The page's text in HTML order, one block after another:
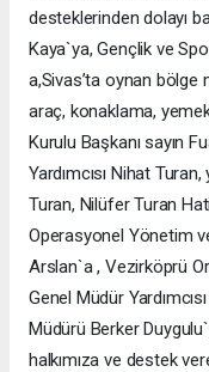
desteklerinden dolayı
Kaya`ya, Gençlik ve
a,Sivas’ta oynan bölge
araç, konaklama,
Kurulu Başkanı sayın
Yardımcısı Nihat
Turan, Nilüfer Turan
Operasyonel Yönetim
Arslan`a , Vezirköprü
Genel Müdür
Müdürü Berker
halkımıza ve destek